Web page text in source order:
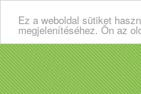
Ez a weboldal sütiket
megjelenítéséhez. Ön az